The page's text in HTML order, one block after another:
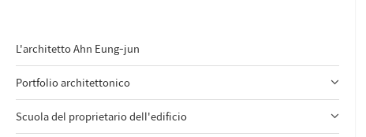
L'architetto Ahn Eung-jun
Portfolio architettonico
Scuola del proprietario dell'edificio